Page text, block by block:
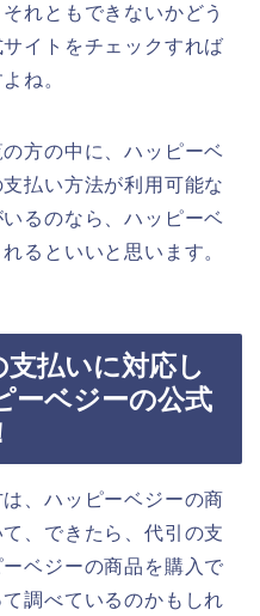
れともできないかどう
イトをチェックすれば
ね。
方の中に、ハッピーベ
払い方法が利用可能な
るのなら、ハッピーベ
るといいと思います。
払いに対応し
ーベジーの公式
、ハッピーベジーの商
、できたら、代引の支
ベジーの商品を購入で
調べているのかもしれ